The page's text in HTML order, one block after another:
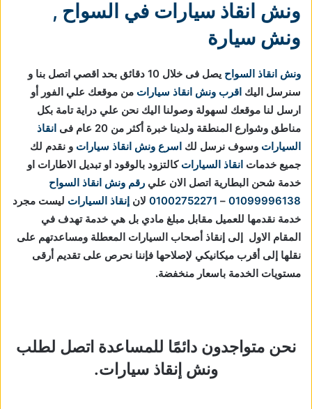
ونش انقاذ سيارات في السواح ,
ونش سيارة
ونش انقاذ السواح
يصل فى خلال 10 دقائق بحد اقصي اتصل بنا و
سنرسل اليك اقرب ونش انقاذ سيارات من موقعك علي الفور أو
ارسل لنا موقعك لسهولة وصولنا اليك نحن علي دراية تامة بكل
مناطق وشوارع المنطقة ولدينا خبرة أكثر من 20 عام فى
انقاذ
السيارات وسوف نرسل لك اسرع ونش انقاذ سيارات و نقدم لك
جميع خدمات انقاذ السيارات كالتزود بالوقود او تبديل الاطارات او
خدمة شحن البطارية اتصل الان علي رقم ونش انقاذ السواح
01099996138
–
01002752271 لان إنقاذ السيارات ليست مجرد
خدمة نقدمها للعميل مقابل مبلغ مادي بل هي خدمة تهدف في
المقام الاول إلى إنقاذ أصحاب السيارات المعطلة ومساعدتهم على
نقلها إلى أقرب ميكانيكي لإصلاحها فإننا نحرص على تقديم أرقى
مستويات الخدمة باسعار منخفضة.
نحن متواجدون دائمًا للمساعدة اتصل لطلب
ونش إنقاذ سيارات.